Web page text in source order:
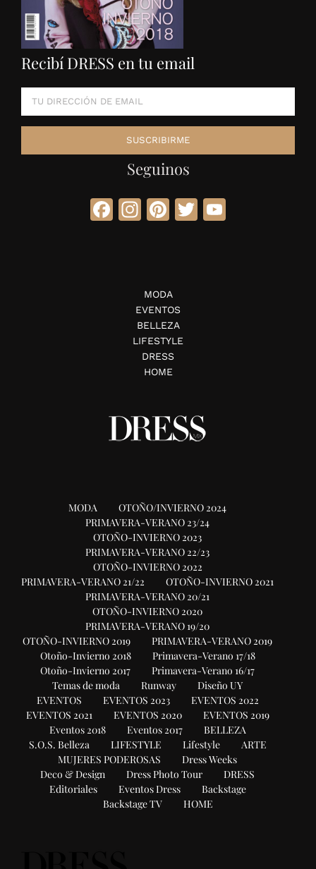
Recibí DRESS en tu email
Seguinos
Facebook
Instagram
Pinterest
Twitter
MODA
EVENTOS
BELLEZA
LIFESTYLE
DRESS
HOME
MODA
OTOÑO/INVIERNO 2024
PRIMAVERA-VERANO 23/24
OTOÑO-INVIERNO 2023
PRIMAVERA-VERANO 22/23
OTOÑO-INVIERNO 2022
PRIMAVERA-VERANO 21/22
OTOÑO-INVIERNO 2021
PRIMAVERA-VERANO 20/21
OTOÑO-INVIERNO 2020
PRIMAVERA-VERANO 19/20
OTOÑO-INVIERNO 2019
PRIMAVERA-VERANO 2019
Otoño-Invierno 2018
Primavera-Verano 17/18
Otoño-Invierno 2017
Primavera-Verano 16/17
Temas de moda
Runway
Diseño UY
EVENTOS
EVENTOS 2023
EVENTOS 2022
EVENTOS 2021
EVENTOS 2020
EVENTOS 2019
Eventos 2018
Eventos 2017
BELLEZA
S.O.S. Belleza
LIFESTYLE Lifestyle
ARTE
MUJERES PODEROSAS
Dress Weeks
Deco & Design
Dress Photo Tour
DRESS
Editoriales
Eventos Dress
Backstage
Backstage TV
HOME